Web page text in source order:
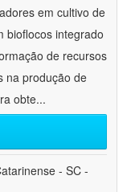
em cultivo de
bioflocos integrado
de recursos
na produção de
obte...
- SC -